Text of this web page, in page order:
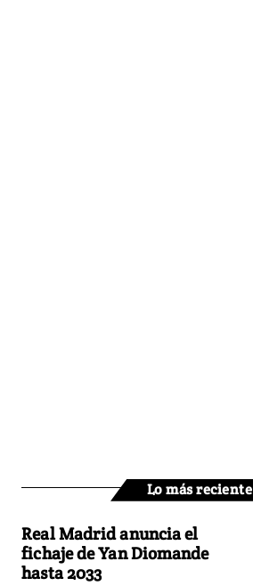
Lo más reciente
Real Madrid anuncia el
fichaje de Yan Diomande
hasta 2033